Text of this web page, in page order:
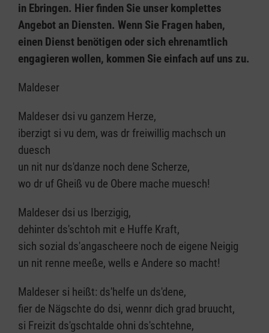
in Ebringen. Hier finden Sie unser komplettes
Angebot an Diensten. Wenn Sie Fragen haben,
einen Dienst benötigen oder sich ehrenamtlich
engagieren wollen, kommen Sie einfach auf uns zu.
Maldeser
Maldeser dsi vu ganzem Herze,
iberzigt si vu dem, was dr freiwillig machsch un
duesch
un nit nur ds'danze noch dene Scherze,
wo dr uf Gheiß vu de Obere mache muesch!
Maldeser dsi us Iberzigig,
dehinter ds'schtoh mit e Huffe Kraft,
sich sozial ds'angascheere noch de eigene Neigig
un nit renne meeße, wells e Andere so macht!
Maldeser si heißt: ds'helfe un ds'dene,
fier de Nägschte do dsi, wennr dich grad bruucht,
si Freizit ds'gschtalde ohni ds'schtehne,